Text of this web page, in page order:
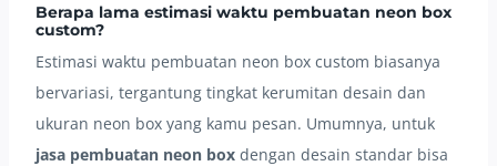
Berapa lama estimasi waktu pembuatan neon box
custom?
Estimasi waktu pembuatan neon box custom biasanya
bervariasi, tergantung tingkat kerumitan desain dan
ukuran neon box yang kamu pesan. Umumnya, untuk
jasa pembuatan neon box dengan desain standar bisa